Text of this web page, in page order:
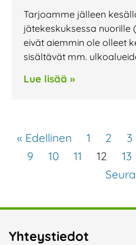
Tarjoamme jälleen
jätekeskuksessa nuorille
eivät aiemmin ole olleet
sisältävät mm.
Lue lisää »
« Edellinen 1 2 3
9
10 11 12 13
Yhteystiedot